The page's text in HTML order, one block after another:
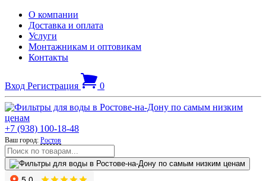
О компании
Доставка и оплата
Услуги
Монтажникам и оптовикам
Контакты
Вход Регистрация 0
+7 (938) 100-18-48
Ваш город: Ростов